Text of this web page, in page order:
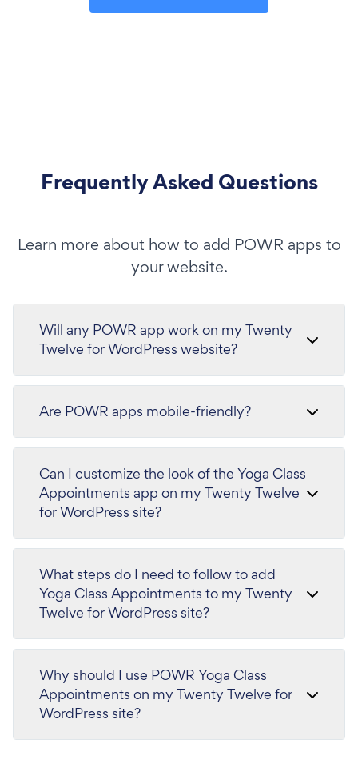
Frequently Asked Questions
Learn more about how to add POWR apps to
your website.
Will any POWR app work on my Twenty
Twelve for WordPress website?
Are POWR apps mobile-friendly?
Can I customize the look of the Yoga Class
Appointments app on my Twenty Twelve
for WordPress site?
What steps do I need to follow to add
Yoga Class Appointments to my Twenty
Twelve for WordPress site?
Why should I use POWR Yoga Class
Appointments on my Twenty Twelve for
WordPress site?